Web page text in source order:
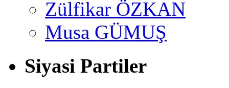
Zülfikar ÖZKAN
Musa GÜMUŞ
Siyasi Partiler